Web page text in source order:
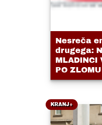
Nesreča
drugega:
MLADINCI
PO
KRANJ+